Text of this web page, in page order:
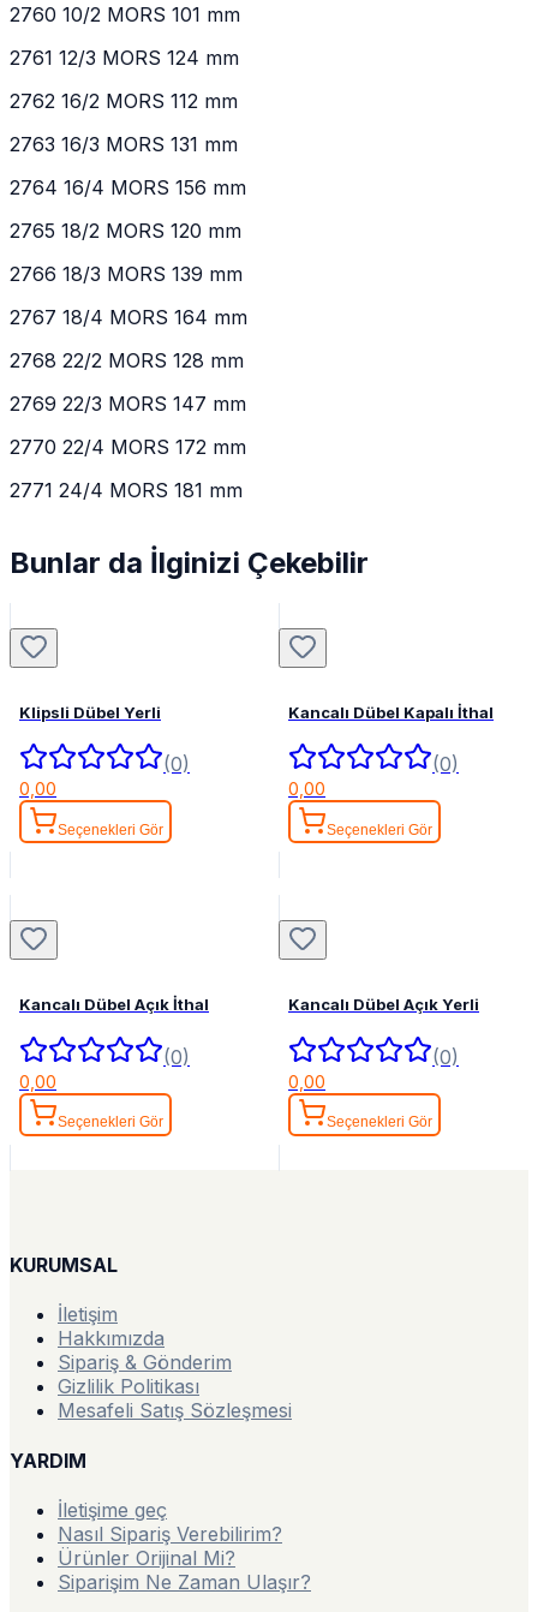
2760 10/2 MORS 101 mm
2761 12/3 MORS 124 mm
2762 16/2 MORS 112 mm
2763 16/3 MORS 131 mm
2764 16/4 MORS 156 mm
2765 18/2 MORS 120 mm
2766 18/3 MORS 139 mm
2767 18/4 MORS 164 mm
2768 22/2 MORS 128 mm
2769 22/3 MORS 147 mm
2770 22/4 MORS 172 mm
2771 24/4 MORS 181 mm
Bunlar da İlginizi Çekebilir
Klipsli Dübel Yerli
(0)
0,00
Seçenekleri Gör
Kancalı Dübel Kapalı İthal
(0)
0,00
Seçenekleri Gör
Kancalı Dübel Açık İthal
(0)
0,00
Seçenekleri Gör
Kancalı Dübel Açık Yerli
(0)
0,00
Seçenekleri Gör
KURUMSAL
İletişim
Hakkımızda
Sipariş & Gönderim
Gizlilik Politikası
Mesafeli Satış Sözleşmesi
YARDIM
İletişime geç
Nasıl Sipariş Verebilirim?
Ürünler Orijinal Mi?
Siparişim Ne Zaman Ulaşır?